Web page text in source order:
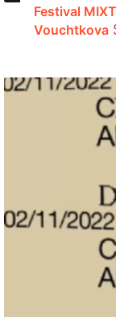
Festival
Vouchtkova